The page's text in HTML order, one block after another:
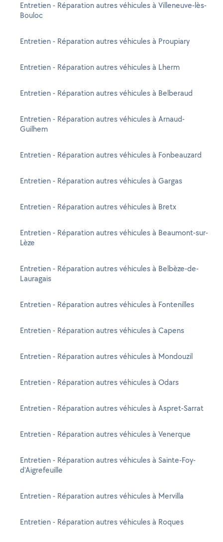
Entretien - Réparation autres véhicules à Villeneuve-lès-
Bouloc
Entretien - Réparation autres véhicules à Proupiary
Entretien - Réparation autres véhicules à Lherm
Entretien - Réparation autres véhicules à Belberaud
Entretien - Réparation autres véhicules à Arnaud-
Guilhem
Entretien - Réparation autres véhicules à Fonbeauzard
Entretien - Réparation autres véhicules à Gargas
Entretien - Réparation autres véhicules à Bretx
Entretien - Réparation autres véhicules à Beaumont-sur-
Lèze
Entretien - Réparation autres véhicules à Belbèze-de-
Lauragais
Entretien - Réparation autres véhicules à Fontenilles
Entretien - Réparation autres véhicules à Capens
Entretien - Réparation autres véhicules à Mondouzil
Entretien - Réparation autres véhicules à Odars
Entretien - Réparation autres véhicules à Aspret-Sarrat
Entretien - Réparation autres véhicules à Venerque
Entretien - Réparation autres véhicules à Sainte-Foy-
d'Aigrefeuille
Entretien - Réparation autres véhicules à Mervilla
Entretien - Réparation autres véhicules à Roques